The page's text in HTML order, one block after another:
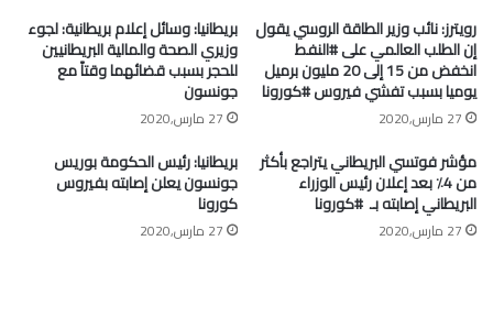
رويترز: نائب وزير الطاقة الروسي يقول
إن الطلب العالمي على #النفط
انخفض من 15 إلى 20 مليون برميل
يوميا بسبب تفشي فيروس #كورونا
27 مارس,2020
بريطانيا: وسائل إعلام بريطانية: لجوء
وزيري الصحة والمالية البريطانيين
للحجر بسبب قضائهما وقتاً مع
جونسون
27 مارس,2020
مؤشر فوتسي البريطاني يتراجع بأكثر
من 4٪ بعد إعلان رئيس الوزراء
البريطاني إصابته بـ ⁧ #كورونا⁩
27 مارس,2020
بريطانيا: رئيس الحكومة بوريس
جونسون يعلن إصابته بفيروس
كورونا
27 مارس,2020